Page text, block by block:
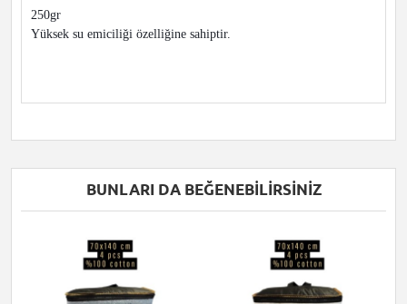
250gr
Yüksek su emiciliği özelliğine sahiptir.
BUNLARI DA BEĞENEBILIRSINIZ